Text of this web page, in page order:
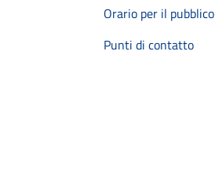
Orario per il pubblico
Punti di contatto